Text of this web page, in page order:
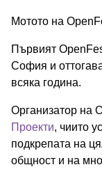
Мотото на
Първият
София и
всяка година.
Организатор на
Проекти, чиито
подкрепата на
общност и на